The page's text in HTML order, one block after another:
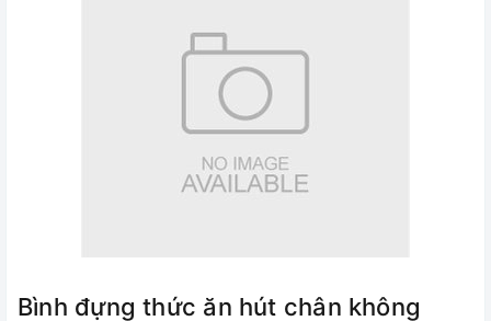
Bình đựng thức ăn hút chân không